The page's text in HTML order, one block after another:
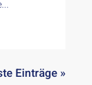
Einträge »